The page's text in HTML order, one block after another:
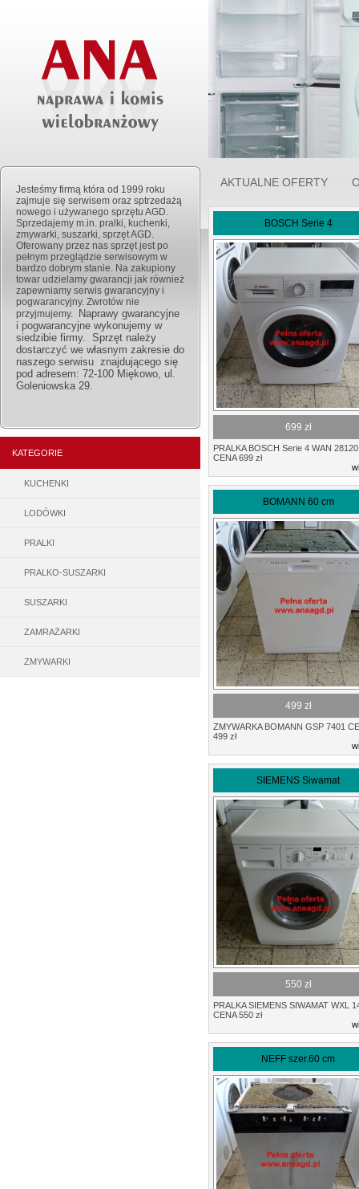
Jesteśmy firmą która od 1999 roku
zajmuje się serwisem oraz sptrzedażą
nowego i używanego sprzętu AGD.
Sprzedajemy m.in. pralki, kuchenki,
zmywarki, suszarki, sprzęt AGD.
Oferowany przez nas sprzęt jest po
pełnym przeglądzie serwisowym w
bardzo dobrym stanie. Na zakupiony
towar udzielamy gwarancji jak również
zapewniamy serwis gwarancyjny i
pogwarancyjny. Zwrotów nie
przyjmujemy.
Naprawy gwarancyjne
i pogwarancyjne wykonujemy w
siedzibie firmy. Sprzęt należy
dostarczyć we własnym zakresie do
naszego serwisu znajdującego się
pod adresem: 72-100 Miękowo, ul.
Goleniowska 29.
KATEGORIE
KUCHENKI
LODÓWKI
PRALKI
PRALKO-SUSZARKI
SUSZARKI
ZAMRAŻARKI
ZMYWARKI
AKTUALNE OFERTY
BOSCH Serie 4
699 zł
PRALKA BOSCH Serie 4 WAN 28120
CENA 699 zł
BOMANN 60 cm
499 zł
ZMYWARKA BOMANN GSP 7401
499 zł
SIEMENS Siwamat
550 zł
PRALKA SIEMENS SIWAMAT WXL
CENA 550 zł
NEFF szer.60 cm
Serie 4
CENA